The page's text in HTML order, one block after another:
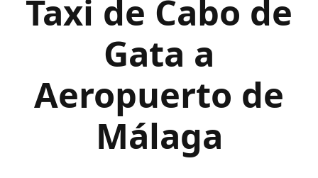
Taxi de Cabo de
Gata a
Aeropuerto de
Málaga